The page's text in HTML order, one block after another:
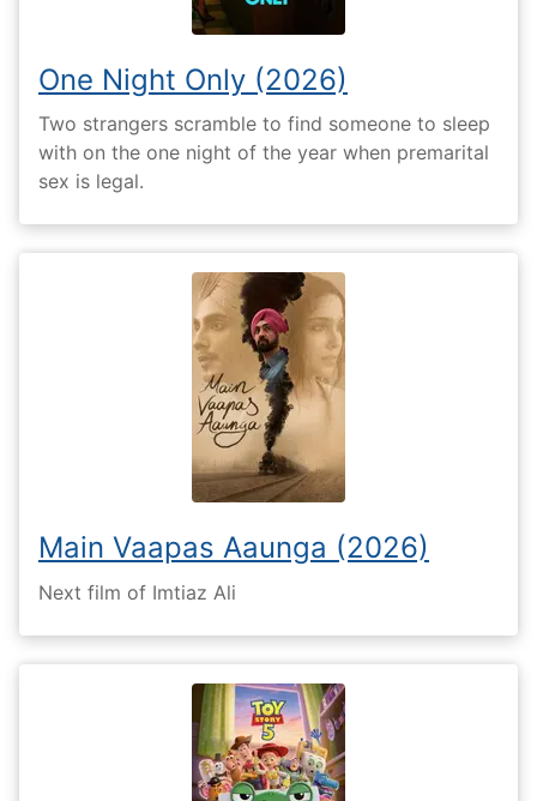
One Night Only (2026)
Two strangers scramble to find someone to sleep
with on the one night of the year when premarital
sex is legal.
Main Vaapas Aaunga (2026)
Next film of Imtiaz Ali